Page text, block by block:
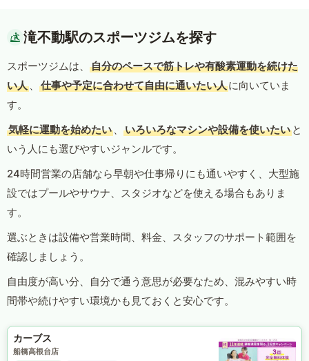
滝不動駅のスポーツジムを探す
スポーツジムは、
自分のペースで筋トレや有酸素運動を続けた
い人 、 仕事や予定に合わせて自由に通いたい人に向いていま
す。
気軽に運動を始めたい 、 いろいろなマシンや設備を使いたい と
いう人にも選びやすいジャンルです。
24時間営業の店舗なら早朝や仕事帰りにも通いやすく、大型施
設ではプールやサウナ、スタジオなどを使える場合もありま
す。
選ぶときは設備や営業時間、料金、スタッフのサポート範囲を
確認しましょう。
自由度が高い分、自分で通う意思が必要なため、混みやすい時
間帯や続けやすい環境かも見ておくと安心です。
カーブス
船橋高根台店